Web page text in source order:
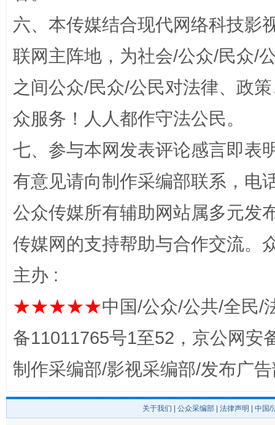
千年窑火 生生不息
六、本传媒结合现代网络科技影
联网主阵地，为社会/公众/民众/
之间公众/民众/公民对法律、政
众服务！人人都作守法公民。
七、参与本网发表评论感言即表
有意见请向制作采编部联系，电
公众传媒所有辅助网站属多元发
传媒网的支持帮助与合作交流。
主办 :
★★★★★中国/公众/公共/全民/
备11011765号1至52，京公网安
制作采编部/影视采编部/发布广
关于我们 公众采编部 法律声明 | 中国